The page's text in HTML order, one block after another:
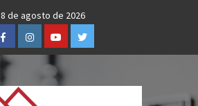
8 de agosto de 2026
FacebookInstagramYoutubeTwitter